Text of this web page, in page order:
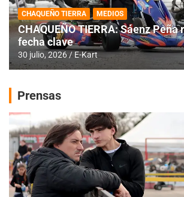
CHAQUEÑO TIERRA MEDIOS
CHAQUEÑO TIERRA: Sáenz Peña
fecha clave
30 julio, 2026 E-Kart
Prensas